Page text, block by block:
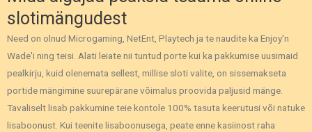
slotimängudest
Need on olnud Microgaming, NetEnt, Playtech ja te naudite ka Enjoy'n
Wade'i ning teisi. Alati leiate nii tuntud porte kui ka pakkumise uusimaid
pealkirju, kuid olenemata sellest, millise sloti valite, on sissemakseta
portide mängimine suurepärane võimalus proovida paljusid mänge.
Tavaliselt lisab pakkumine teie kontole 100% tasuta keerutusi või natuke
lisaboonust. Kui teenite lisaboonusega, peate enne kasiinost raha